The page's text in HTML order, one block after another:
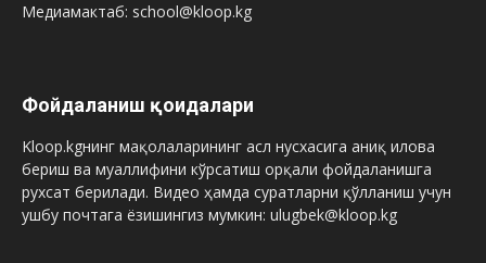
Медиамактаб: school@kloop.kg
Фойдаланиш қоидалари
Kloop.kgнинг мақолаларининг асл нусхасига аниқ илова
бериш ва муаллифини кўрсатиш орқали фойдаланишга
рухсат берилади. Видео ҳамда суратларни қўлланиш учун
ушбу почтага ёзишингиз мумкин: ulugbek@kloop.kg